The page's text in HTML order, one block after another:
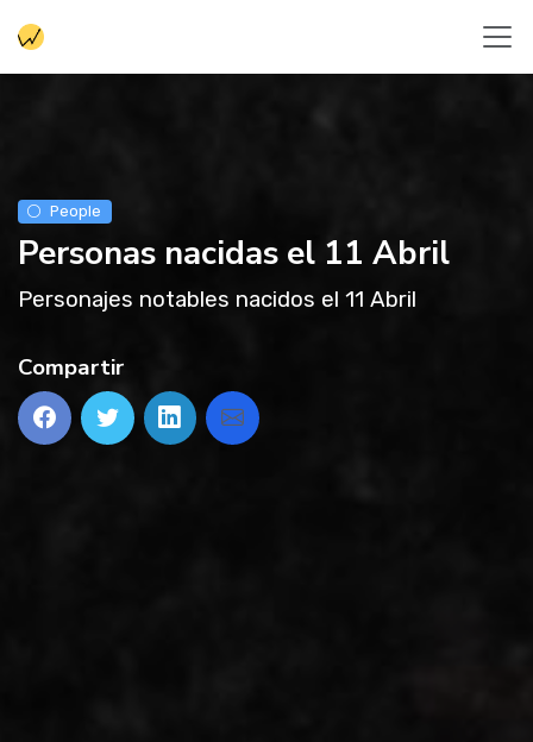
People
Personas nacidas el 11 Abril
Personajes notables nacidos el 11 Abril
Compartir